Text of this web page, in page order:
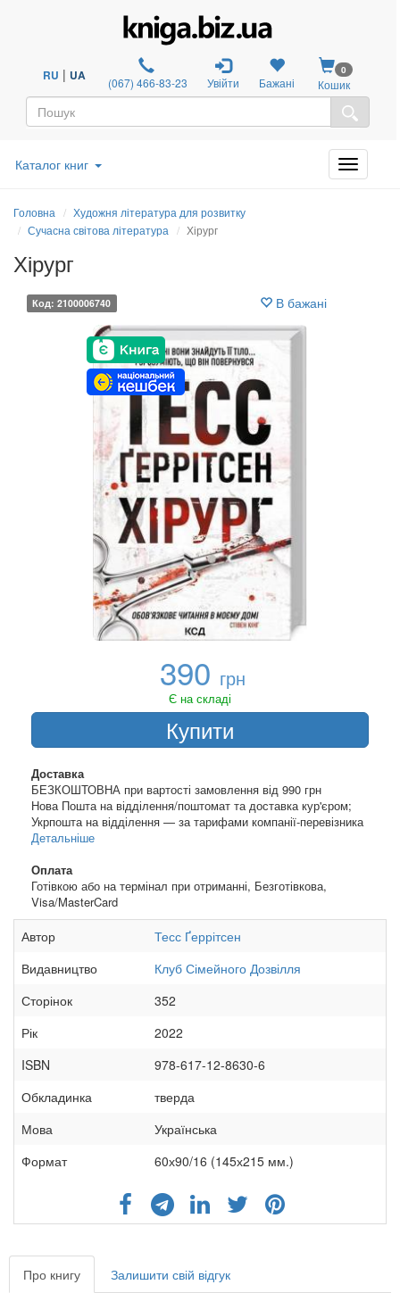
RU | UA (067) 466-83-23 Увійти Бажані
0
Кошик
Каталог книг
Головна
Художня література для розвитку
Сучасна світова література
Хірург
Хірург
Код: 2100006740 В бажані
390 грн
Є на складі
Купити
Доставка
БЕЗКОШТОВНА при вартості замовлення від 990 грн
Нова Пошта на відділення/поштомат та доставка кур'єром;
Укрпошта на відділення — за тарифами компанії-перевізника
Детальніше
Оплата
Готівкою або на термінал при отриманні, Безготівкова,
Visa/MasterCard
Автор
Тесс Ґеррітсен
Видавництво
Клуб Сімейного Дозвілля
Сторінок
352
Рік
2022
ISBN
978-617-12-8630-6
Обкладинка
тверда
Мова
Українська
Формат
60х90/16 (145х215 мм.)
Про книгу Залишити свій відгук